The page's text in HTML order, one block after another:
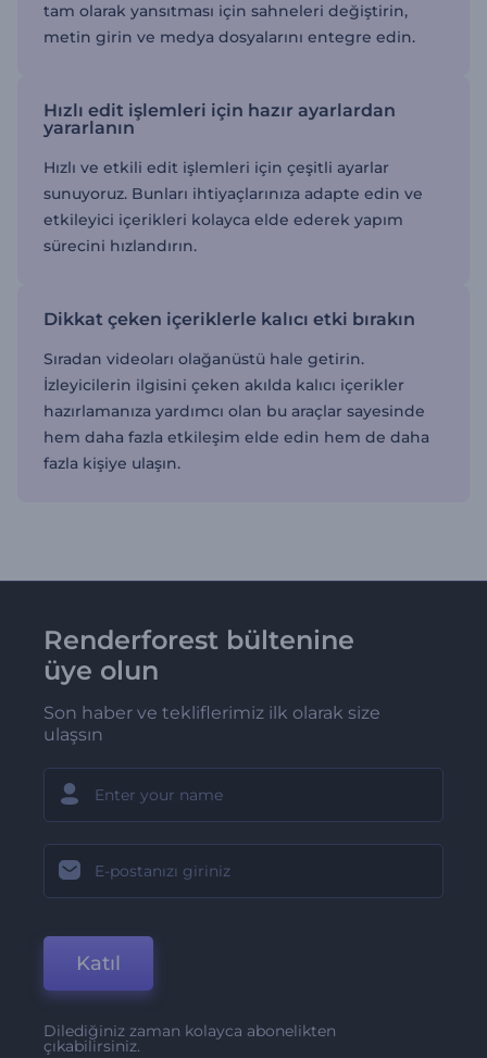
tam olarak yansıtması için sahneleri değiştirin,
metin girin ve medya dosyalarını entegre edin.
Hızlı edit işlemleri için hazır ayarlardan
yararlanın
Hızlı ve etkili edit işlemleri için çeşitli ayarlar
sunuyoruz. Bunları ihtiyaçlarınıza adapte edin ve
etkileyici içerikleri kolayca elde ederek yapım
sürecini hızlandırın.
Dikkat çeken içeriklerle kalıcı etki bırakın
Sıradan videoları olağanüstü hale getirin.
İzleyicilerin ilgisini çeken akılda kalıcı içerikler
hazırlamanıza yardımcı olan bu araçlar sayesinde
hem daha fazla etkileşim elde edin hem de daha
fazla kişiye ulaşın.
Renderforest bültenine
üye olun
Son haber ve tekliflerimiz ilk olarak size
ulaşsın
Katıl
Dilediğiniz zaman kolayca abonelikten
çıkabilirsiniz.